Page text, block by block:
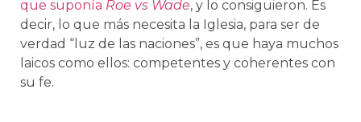
que suponía Roe vs Wade, y lo consiguieron. Es
decir, lo que más necesita la Iglesia, para ser de
verdad “luz de las naciones”, es que haya muchos
laicos como ellos: competentes y coherentes con
su fe.